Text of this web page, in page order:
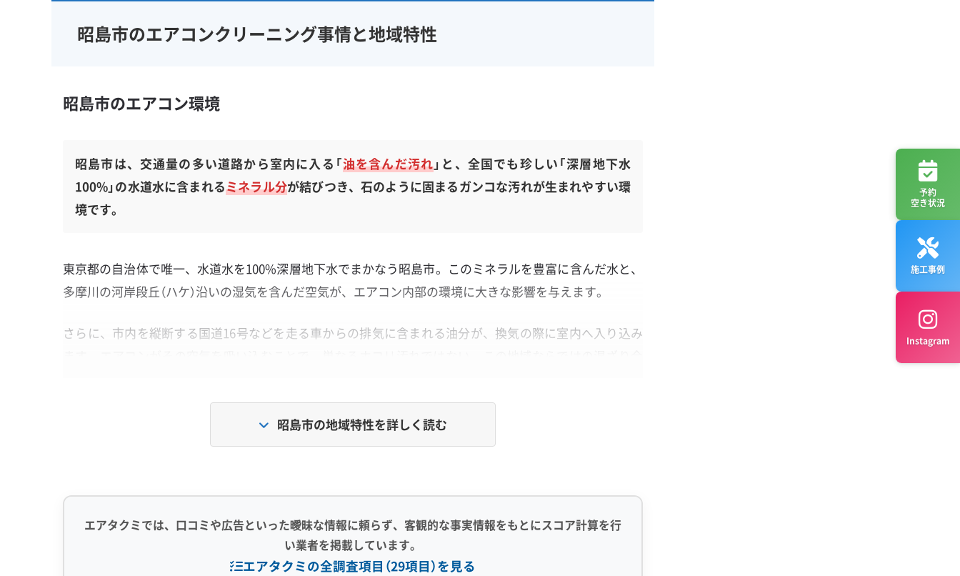
昭島市のエアコンクリーニング事情と地域特性
昭島市のエアコン環境
昭島市は、交通量の多い道路から室内に入る「油を含んだ汚れ」と、全国でも珍しい「深層地下水
100%」の水道水に含まれるミネラル分が結びつき、石のように固まるガンコな汚れが生まれやすい環
境です。
東京都の自治体で唯一、水道水を100%深層地下水でまかなう昭島市。このミネラルを豊富に含んだ水と、
多摩川の河岸段丘（ハケ）沿いの湿気を含んだ空気が、エアコン内部の環境に大きな影響を与えます。
さらに、市内を縦断する国道16号などを走る車からの排気に含まれる油分が、換気の際に室内へ入り込み
国道16号の油煙と「昭島の水」が作る、カビを固める汚れの正体
道路沿いや調理中の油がエアコン内部でベタベタした膜を作り、そこに水道水由来のミネラルが混ざ
ることで、通常の洗浄では落ちない石のように硬い汚れへと変わります。
昭島市の地域特性を詳しく読む
エアタクミでは、口コミや広告といった曖昧な情報に頼らず、客観的な事実情報をもとにスコア計算を行
い業者を掲載しています。
エアタクミの全調査項目（29項目）を見る
予約
空き状況
施工事例
Instagram